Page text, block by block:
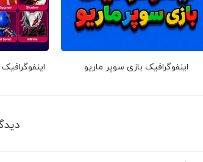
اینفوگرافیک بازی سوپر ماریو